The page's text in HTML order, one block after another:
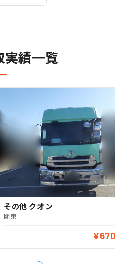
実績一覧
その他 クオン
関東